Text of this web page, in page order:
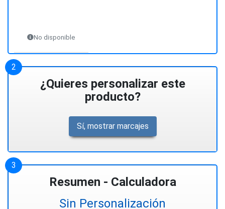
No disponible
¿Quieres personalizar este
producto?
Sí, mostrar marcajes
Resumen - Calculadora
Sin Personalización